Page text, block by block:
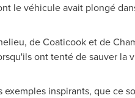
le véhicule avait plongé
, deCoaticooket de
ont tenté de sauver
inspirants, que ce